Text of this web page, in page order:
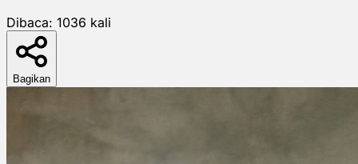
Dibaca: 1036 kali
Bagikan